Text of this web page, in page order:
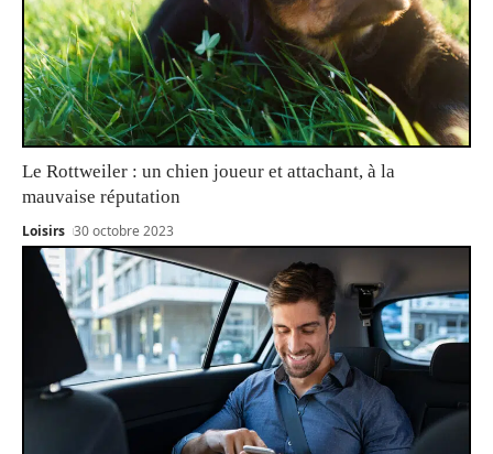
Le Rottweiler : un chien joueur et attachant, à la
mauvaise réputation
Loisirs 30 octobre 2023